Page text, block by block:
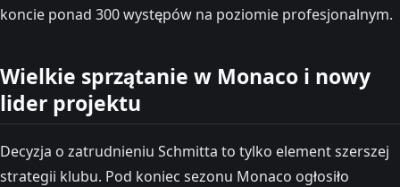
koncie ponad 300 występów na poziomie profesjonalnym.
Wielkie sprzątanie w Monaco i nowy
lider projektu
Decyzja o zatrudnieniu Schmitta to tylko element szerszej
strategii klubu. Pod koniec sezonu Monaco ogłosiło